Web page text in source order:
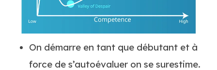
On démarre en tant que débutant et à
force de s’autoévaluer on se surestime.